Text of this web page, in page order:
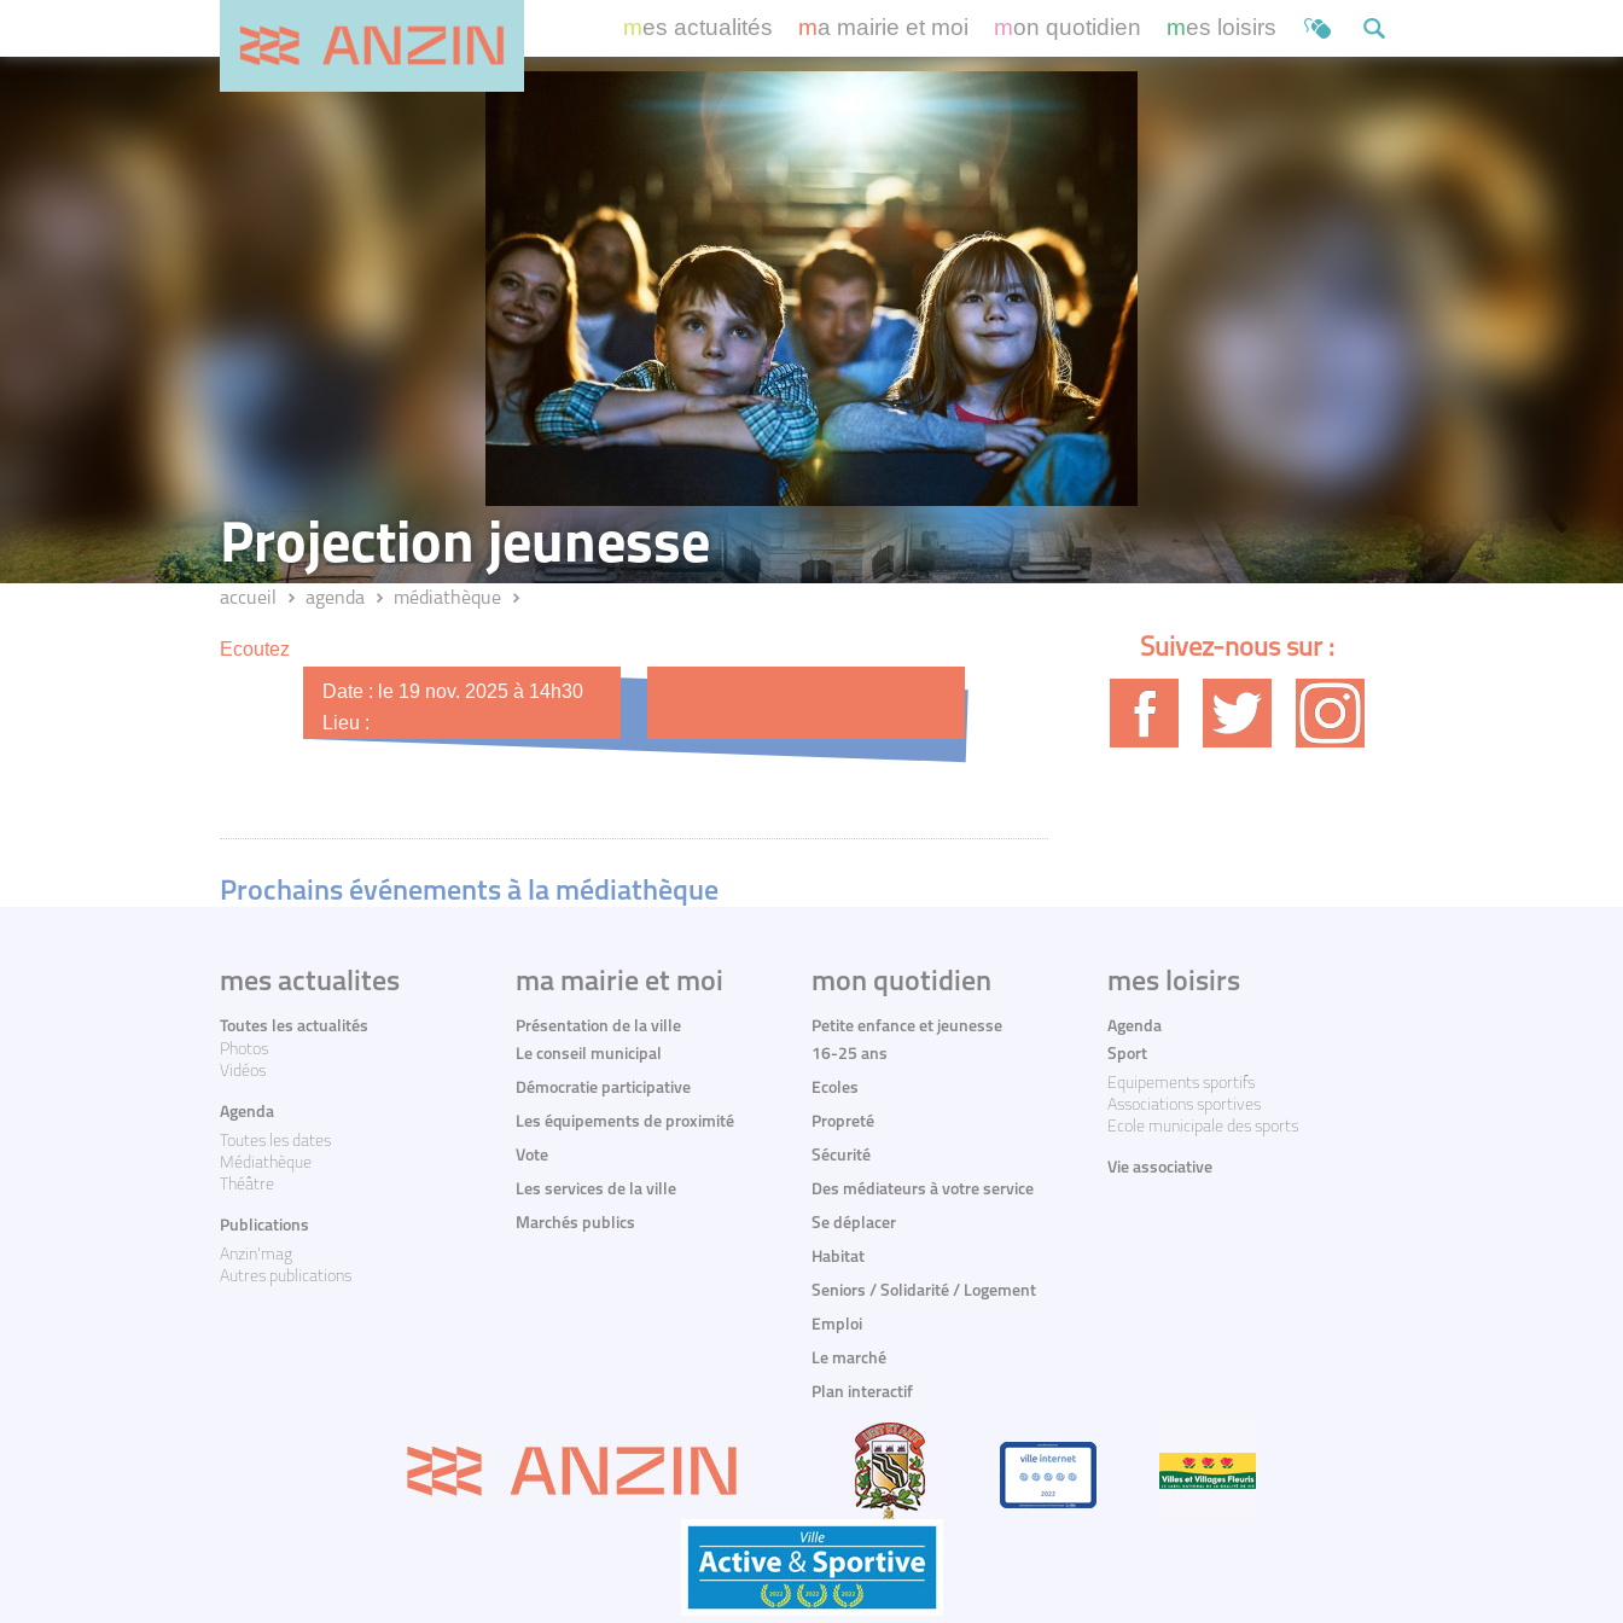
mes actualités ma mairie et moi mon quotidien mes loisirs
Projection jeunesse
accueil agenda médiathèque
Ecoutez
Date : le 19 nov. 2025 à 14h30
Lieu :
Prochains événements à la médiathèque
Suivez-nous sur :
mes actualites
Toutes les actualités
Photos
Vidéos
Agenda
Toutes les dates
Médiathèque
Théâtre
Publications
Anzin'mag
Autres publications
ma mairie et moi
Présentation de la ville
Le conseil municipal
Démocratie participative
Les équipements de proximité
Vote
Les services de la ville
Marchés publics
mon quotidien
Petite enfance et jeunesse
16-25 ans
Ecoles
Propreté
Sécurité
Des médiateurs à votre service
Se déplacer
Habitat
Seniors / Solidarité / Logement
Emploi
Le marché
Plan interactif
mes loisirs
Agenda
Sport
Equipements sportifs
Associations sportives
Ecole municipale des sports
Vie associative